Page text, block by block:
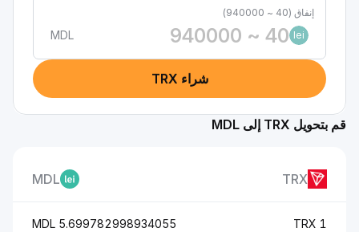
إنفاق (40 ~ 940000)
lei
MDL
شراء TRX
قم بتحويل TRX إلى MDL
TRX
MDL
1 TRX
5.699782998934055 MDL